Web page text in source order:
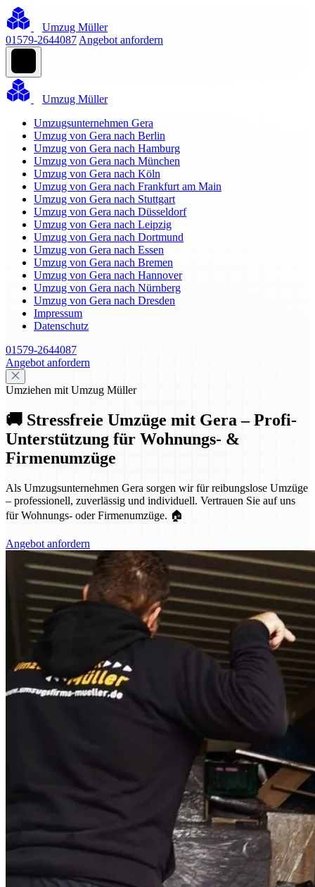
Umzug Müller
01579-2644087 Angebot anfordern
Umzug Müller
Umzugsunternehmen Gera
Umzug von Gera nach Berlin
Umzug von Gera nach Hamburg
Umzug von Gera nach München
Umzug von Gera nach Köln
Umzug von Gera nach Frankfurt am Main
Umzug von Gera nach Stuttgart
Umzug von Gera nach Düsseldorf
Umzug von Gera nach Leipzig
Umzug von Gera nach Dortmund
Umzug von Gera nach Essen
Umzug von Gera nach Bremen
Umzug von Gera nach Hannover
Umzug von Gera nach Nürnberg
Umzug von Gera nach Dresden
Impressum
Datenschutz
01579-2644087
Angebot anfordern
Umziehen mit Umzug Müller
🚚 Stressfreie Umzüge mit Gera – Profi-
Unterstützung für Wohnungs- &
Firmenumzüge
Als Umzugsunternehmen Gera sorgen wir für reibungslose Umzüge
– professionell, zuverlässig und individuell. Vertrauen Sie auf uns
für Wohnungs- oder Firmenumzüge. 🏠
Angebot anfordern